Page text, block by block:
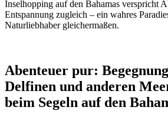
Inselhopping auf den Bahamas verspricht
Entspannung zugleich – ein wahres
Naturliebhaber gleichermaßen.
Abenteuer pur:
Delfinen und anderen
beim Segeln auf den